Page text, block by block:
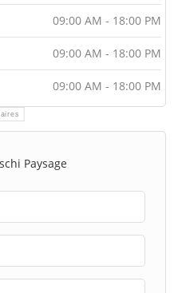
09:00 AM - 18:00 PM
09:00 AM - 18:00 PM
09:00 AM - 18:00 PM
Paysage